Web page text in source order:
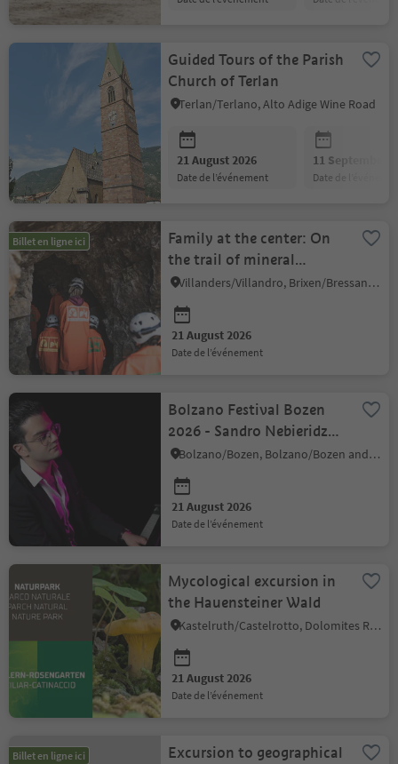
Guided Tours of the Parish
Church of Terlan
Terlan/Terlano, Alto Adige Wine Road
21 August 2026
date de l’événement
11 September
date de
Billet en ligne ici
Family at the center: On
the trail of mineral
resources at the Villanders
mine
Villanders/Villandro, Brixen/Bressanone and environs
21 August 2026
date de l’événement
Bolzano Festival Bozen
2026 - Sandro Nebieridze -
Lunch Concert
Bolzano/Bozen, Bolzano/Bozen and environs
21 August 2026
date de l’événement
Mycological excursion in
the Hauensteiner Wald
Kastelruth/Castelrotto, Dolomites Region Seiser Alm
21 August 2026
date de l’événement
Billet en ligne ici
Excursion to geographical